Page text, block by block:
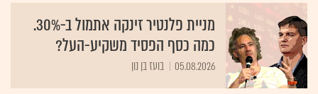
מניית פלנטיר זינקה אתמול ב-30%.
כמה כסף הפסיד משקיע-העל?
05.08.2026 בועז בן נון